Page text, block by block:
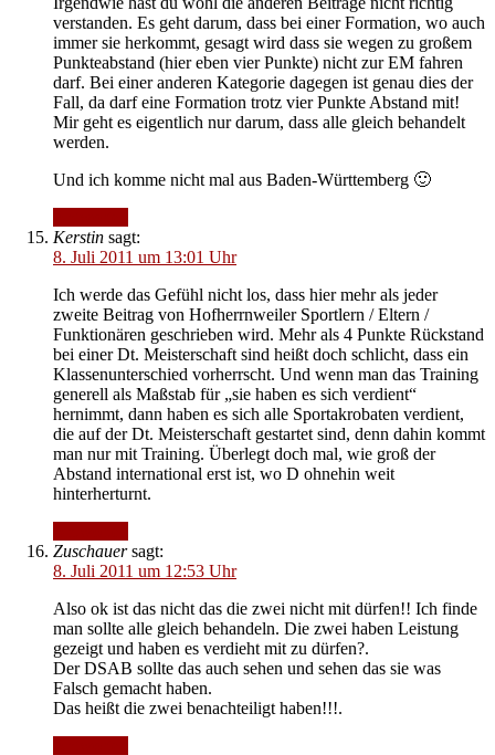
verstanden. Es geht darum, dass bei einer Formation, wo auch
immer sie herkommt, gesagt wird dass sie wegen zu großem
Punkteabstand (hier eben vier Punkte) nicht zur EM fahren
darf. Bei einer anderen Kategorie dagegen ist genau dies der
Fall, da darf eine Formation trotz vier Punkte Abstand mit!
Mir geht es eigentlich nur darum, dass alle gleich behandelt
werden.
Und ich komme nicht mal aus Baden-Württemberg 🙂
Kerstin sagt:
8. Juli 2011 um 13:01 Uhr
Ich werde das Gefühl nicht los, dass hier mehr als jeder
zweite Beitrag von Hofherrnweiler Sportlern / Eltern /
Funktionären geschrieben wird. Mehr als 4 Punkte Rückstand
bei einer Dt. Meisterschaft sind heißt doch schlicht, dass ein
Klassenunterschied vorherrscht. Und wenn man das Training
generell als Maßstab für „sie haben es sich verdient“
hernimmt, dann haben es sich alle Sportakrobaten verdient,
die auf der Dt. Meisterschaft gestartet sind, denn dahin kommt
man nur mit Training. Überlegt doch mal, wie groß der
Abstand international erst ist, wo D ohnehin weit
hinterherturnt.
Zuschauer sagt:
8. Juli 2011 um 12:53 Uhr
Also ok ist das nicht das die zwei nicht mit dürfen!! Ich finde
man sollte alle gleich behandeln. Die zwei haben Leistung
gezeigt und haben es verdieht mit zu dürfen?.
Der DSAB sollte das auch sehen und sehen das sie was
Falsch gemacht haben.
Das heißt die zwei benachteiligt haben!!!.